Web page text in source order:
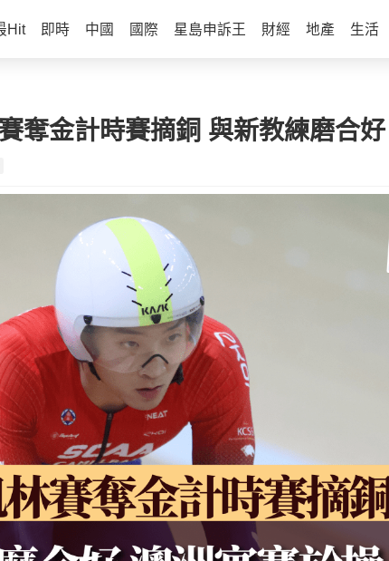
Hit 即時 中國 國際 星島申訴王 財經 地產 生活
奪金計時賽摘銅 與新教練磨合